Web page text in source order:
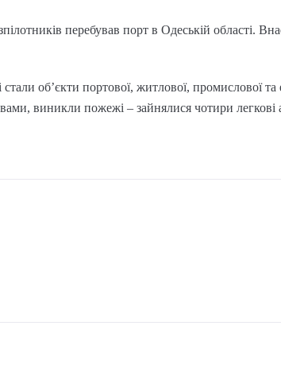
перебував порт в Одеській області.
стали обʼєкти портової, житлової, промислової
виникли пожежі – зайнялися чотири легкові